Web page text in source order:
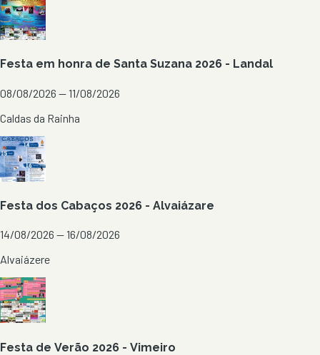
Festa em honra de Santa Suzana 2026 - Landal
08/08/2026 — 11/08/2026
Caldas da Rainha
Festa dos Cabaços 2026 - Alvaiázare
14/08/2026 — 16/08/2026
Alvaiázere
Festa de Verão 2026 - Vimeiro